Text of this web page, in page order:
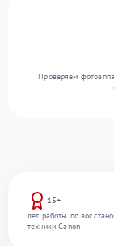
15+
лет работы по
техники Canon
Проверяем